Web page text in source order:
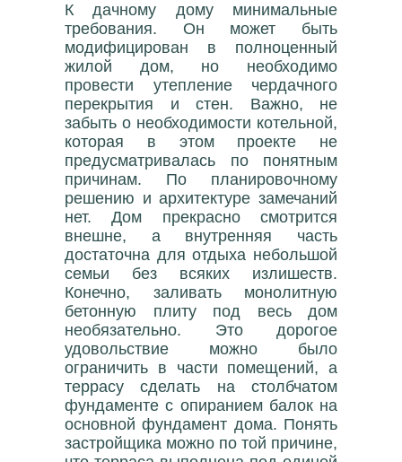
К дачному дому минимальные
требования. Он может быть
модифицирован в полноценный
жилой дом, но необходимо
провести утепление чердачного
перекрытия и стен. Важно, не
забыть о необходимости котельной,
которая в этом проекте не
предусматривалась по понятным
причинам. По планировочному
решению и архитектуре замечаний
нет. Дом прекрасно смотрится
внешне, а внутренняя часть
достаточна для отдыха небольшой
семьи без всяких излишеств.
Конечно, заливать монолитную
бетонную плиту под весь дом
необязательно. Это дорогое
удовольствие можно было
ограничить в части помещений, а
террасу сделать на столбчатом
фундаменте с опиранием балок на
основной фундамент дома. Понять
застройщика можно по той причине,